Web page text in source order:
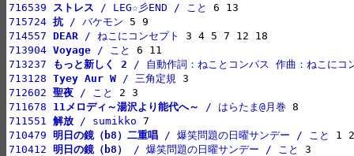
716539
ストレス / LEG☆彡END / こと
715724 抗 / バケモン
714557 DEAR / ねこにコンセプト
713904 Voyage / こと
713237
もっと新しく 2 / 自動作詞：ねことコンパス 作曲：ねこにコ
713128 Tyey Aur W / 三角定規
712602 聖夜 / こと
711678 11メロディ～湯沢より能代へ～ / はらたま@月巻
711551 解放 / sumikko
710479 明日の鏡（b8）二重唱 / 爆笑問題の日曜サンデー / こと
710412 明日の鏡（b8） / 爆笑問題の日曜サンデー / こと